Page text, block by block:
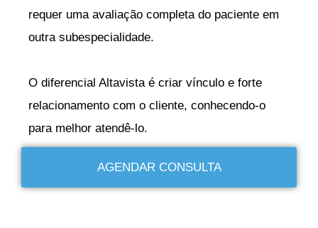
requer uma avaliação completa do paciente em
outra subespecialidade.
O diferencial Altavista é criar vínculo e forte
relacionamento com o cliente, conhecendo-o
para melhor atendê-lo.
AGENDAR CONSULTA